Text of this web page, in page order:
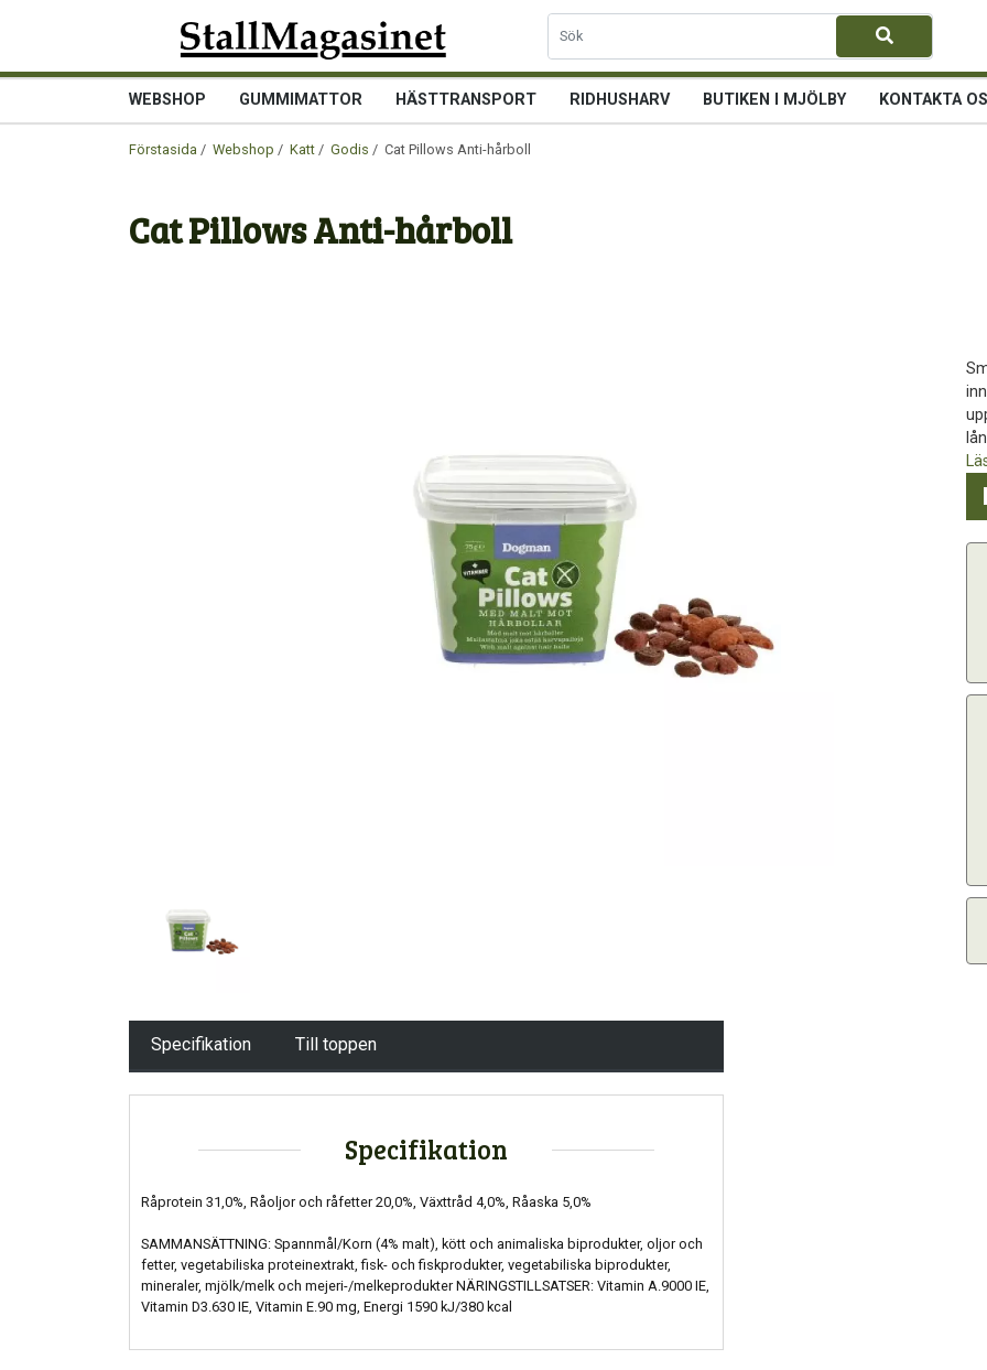
WEBSHOP GUMMIMATTOR HÄSTTRANSPORT RIDHUSHARV BUTIKEN I MJÖLBY KONTAKTA
Förstasida / Webshop / Katt / Godis / Cat Pillows Anti-hårboll
Cat Pillows Anti-hårboll
Specifikation Till toppen
Specifikation
Råprotein 31,0%, Råoljor och råfetter 20,0%, Växttråd 4,0%, Råaska 5,0%
SAMMANSÄTTNING: Spannmål/Korn (4% malt), kött och animaliska biprodukter, oljor och
fetter, vegetabiliska proteinextrakt, fisk- och fiskprodukter, vegetabiliska biprodukter,
mineraler, mjölk/melk och mejeri-/melkeprodukter NÄRINGSTILLSATSER: Vitamin A.9000 IE,
Vitamin D3.630 IE, Vitamin E.90 mg, Energi 1590 kJ/380 kcal